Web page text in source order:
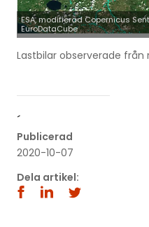
ESA, modifierad Copernicus
EuroDataCube
Lastbilar observerade från
´
Publicerad
2020-10-07
Dela artikel: